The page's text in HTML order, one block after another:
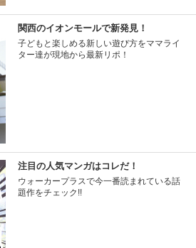
関西のイオンモールで新発見！
子どもと楽しめる新しい遊び方をママライ
ター達が現地から最新リポ！
注目の人気マンガはコレだ！
ウォーカープラスで今一番読まれている話
題作をチェック!!